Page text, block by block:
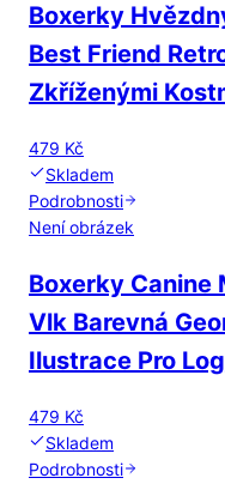
Boxerky
Best Friend
Zkříženými
479 Kč
Skladem
Podrobnosti
Není obrázek
Boxerky Canine
Vlk Barevná
Ilustrace Pro
479 Kč
Skladem
Podrobnosti